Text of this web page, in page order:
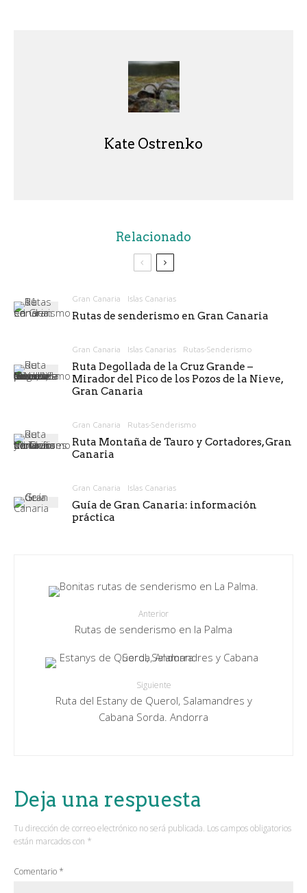
Kate Ostrenko
Relacionado
Gran Canaria Islas Canarias
Rutas de senderismo en Gran Canaria
Gran Canaria Islas Canarias Rutas-Senderismo
Ruta Degollada de la Cruz Grande –
Mirador del Pico de los Pozos de la Nieve,
Gran Canaria
Gran Canaria Rutas-Senderismo
Ruta Montaña de Tauro y Cortadores, Gran
Canaria
Gran Canaria Islas Canarias
Guía de Gran Canaria: información
práctica
Anterior
Rutas de senderismo en la Palma
Siguiente
Ruta del Estany de Querol, Salamandres y
Cabana Sorda. Andorra
Deja una respuesta
Tu dirección de correo electrónico no será publicada. Los campos obligatorios
están marcados con *
Comentario *